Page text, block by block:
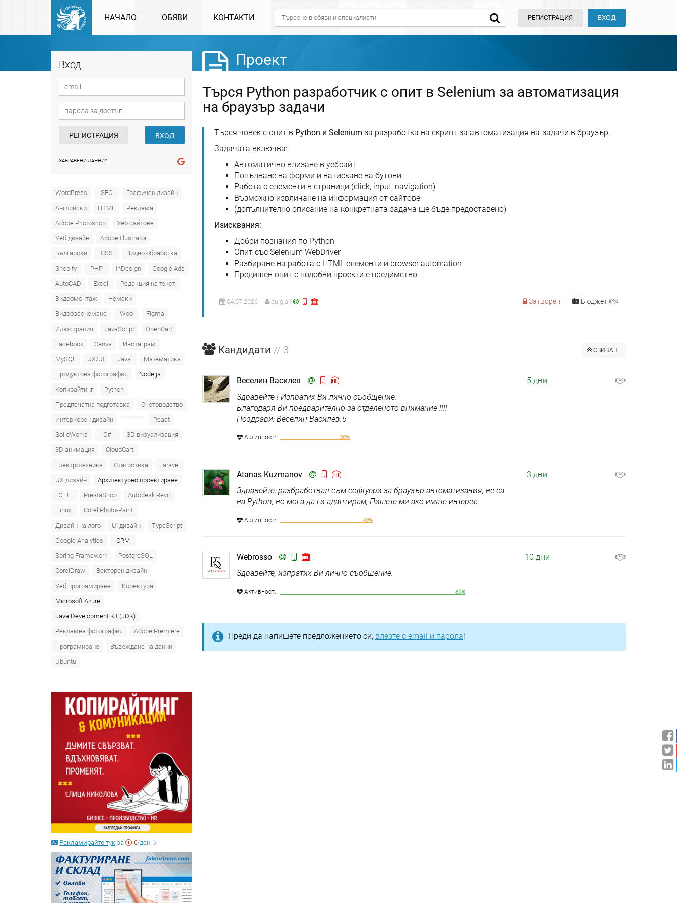
НАЧАЛО ОБЯВИ КОНТАКТИ РЕГИСТРАЦИЯ ВХОД
Вход
РЕГИСТРАЦИЯ ВХОД
ЗАБРАВЕНИ ДАННИ?
WordPress SEO
Графичен дизайн
Английски
HTML
Реклама
Adobe Photoshop
Уеб сайтове
Уеб дизайн
Adobe Illustrator
Български
CSS
Видео обработка
Shopify
PHP InDesign
Google Ads
AutoCAD
Excel
Редакция на текст
Видеомонтаж
Немски
Видеозаснемане
Woo
Figma
Илюстрация
JavaScript
OpenCart
Facebook
Canva
Инстаграм
MySQL
UX/UI Java
Математика
Продуктова фотография
Node.js
Копирайтинг
Python
Предпечатна подготовка
Счетоводство
Интериорен дизайн
React
SolidWorks
C#
3D визуализация
3D анимация
CloudCart
Електротехника
Статистика
Laravel
UX дизайн
Архитектурно проектиране
C++
PrestaShop
Autodesk Revit
Linux
Corel Photo-Paint
Дизайн на лого
UI дизайн
TypeScript
Google Analytics
CRM
Spring Framework
PostgreSQL
CorelDraw
Векторен дизайн
Уеб програмиране
Коректура
Microsoft Azure‎
Java Development Kit (JDK)
Рекламна фотография
Adobe Premiere
Програмиране
Въвеждане на данни
Ubuntu
Рекламирайте тук за €/ден
Проект
Търся Python разработчик с опит в Selenium за автоматизация
на браузър задачи
Търся човек с опит в Python и Selenium за разработка на скрипт за автоматизация на задачи в браузър.
Задачата включва:
Автоматично влизане в уебсайт
Попълване на форми и натискане на бутони
Работа с елементи в страници (click, input, navigation)
Възможно извличане на информация от сайтове
(допълнително описание на конкретната задача ще бъде предоставено)
Изисквания:
Добри познания по Python
Опит със Selenium WebDriver
Разбиране на работа с HTML елементи и browser automation
Предишен опит с подобни проекти е предимство
04.07.2026 dulgia1 Затворен Бюджет
Кандидати // 3 СВИВАНЕ
Веселин Василев
Здравейте ! Изпратих Ви лично съобщение.
Благодаря Ви предварително за отделеното внимание !!!!
Поздрави: Веселин Василев.5
Aктивност: 30%
5 дни
Atanas Kuzmanov
Здравейте, разбработвал съм софтуери за браузър автоматизания, не са
на Python, но мога да ги адаптирам, Пишете ми ако имате интерес.
Aктивност: 40%
3 дни
Webrosso
Здравейте, изпратих Ви лично съобщение.
Aктивност: 80%
10 дни
Преди да напишете предложението си, влезте с email и парола!